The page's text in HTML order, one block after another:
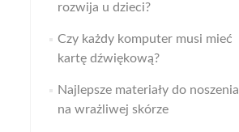
rozwija u dzieci?
Czy każdy komputer musi mieć
kartę dźwiękową?
Najlepsze materiały do noszenia
na wrażliwej skórze